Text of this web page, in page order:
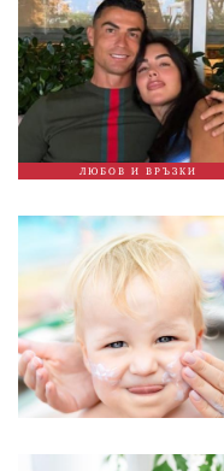
ЛЮБОВ И ВРЪЗКИ